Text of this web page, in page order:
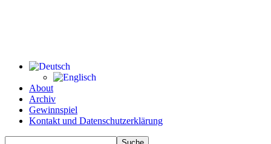
About
Archiv
Gewinnspiel
Kontakt und Datenschutzerklärung